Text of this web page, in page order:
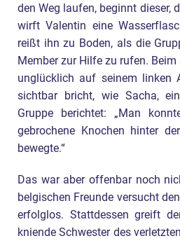
den Weg laufen, beginnt dieser,
wirft Valentin eine
reißt ihn zu Boden, als die
Member zur Hilfe zu rufen.
unglücklich auf seinem linken
sichtbar bricht, wie Sacha,
Gruppe berichtet: „Man
gebrochene Knochen hinter
bewegte.“
Das war aber offenbar noch
belgischen Freunde versucht
erfolglos. Stattdessen greift
kniende Schwester des